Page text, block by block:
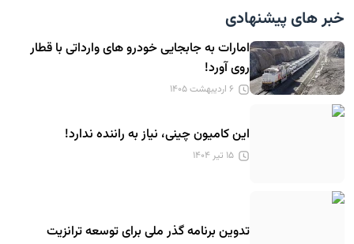
خبر های پیشنهادی
امارات به جابجایی خودرو های وارداتی با قطار
روی آورد!
۶ اردیبهشت ۱۴۰۵
این کامیون چینی، نیاز به راننده ندارد!
۱۵ تیر ۱۴۰۴
تدوین برنامه گذر ملی برای توسعه ترانزیت